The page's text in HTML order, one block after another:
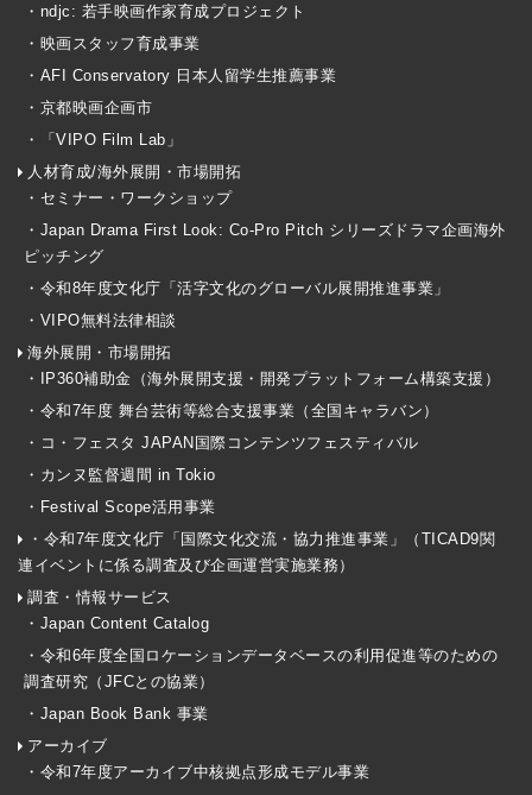
・ndjc: 若手映画作家育成プロジェクト
・映画スタッフ育成事業
・AFI Conservatory 日本人留学生推薦事業
・京都映画企画市
・「VIPO Film Lab」
人材育成/海外展開・市場開拓
・セミナー・ワークショップ
・Japan Drama First Look: Co-Pro Pitch シリーズドラマ企画海外
ピッチング
・令和8年度文化庁「活字文化のグローバル展開推進事業」
・VIPO無料法律相談
海外展開・市場開拓
・IP360補助金（海外展開支援・開発プラットフォーム構築支援）
・令和7年度 舞台芸術等総合支援事業（全国キャラバン）
・コ・フェスタ JAPAN国際コンテンツフェスティバル
・カンヌ監督週間 in Tokio
・Festival Scope活用事業
・令和7年度文化庁「国際文化交流・協力推進事業」（TICAD9関
連イベントに係る調査及び企画運営実施業務）
調査・情報サービス
・Japan Content Catalog
・令和6年度全国ロケーションデータベースの利用促進等のための
調査研究（JFCとの協業）
・Japan Book Bank 事業
アーカイブ
・令和7年度アーカイブ中核拠点形成モデル事業